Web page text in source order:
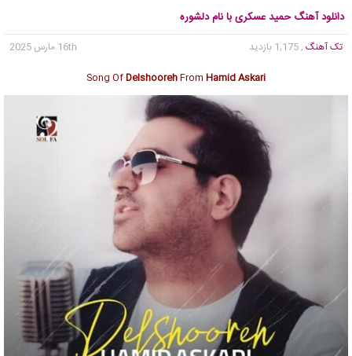
دانلود آهنگ حمید عسکری با نام دلشوره
تک آهنگ , 1,175 بازدید
16th مارس 2025
Song OfDelshoorehFrom Hamid Askari